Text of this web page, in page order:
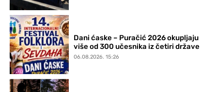
Dani ćaske – Puračić 2026 okupljaju
više od 300 učesnika iz četiri države
06.08.2026. 15:26